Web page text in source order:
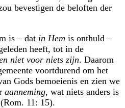
bevestigen de beloften der
is – dat in Hem is onthuld –
heeft, tot in de
niet voor niets zijn. Daarom
voortdurend om het
Gods bemoeienis en zien we
aanneming, wat niets anders is
(Rom. 11: 15).